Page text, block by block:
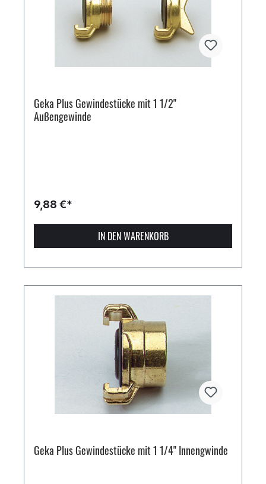
Geka Plus Gewindestücke mit 1 1/2"
Außengewinde
9,88 €*
IN DEN WARENKORB
Geka Plus Gewindestücke mit 1 1/4" Innengwinde